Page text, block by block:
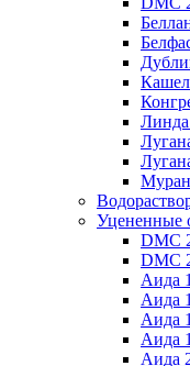
Уцененные
DMC
DMC
Аида
Аида
Аида
Аида
Аида